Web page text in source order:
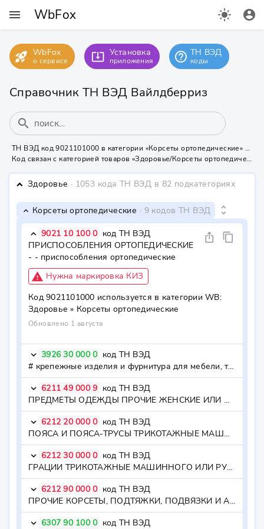
menu WbFox light_mode account_circle
rocket_launch WbFox
о сервисе system_update_alt Установка
приложения help_outline ТН ВЭД
коды
Справочник ТН ВЭД Вайлдберриз
search
ТН ВЭД код 9021101000 в категории «Корсеты ортопедические» на Вайлдберриз
Код связан с категорией товаров «Здоровье/Корсеты ортопедические» - нужна маркировка КИЗ или УИН
keyboard_arrow_down Здоровье · 1053 кода ТН ВЭД в 82 подкатегориях
keyboard_arrow_down Корсеты ортопедические · 9 кодов ТН ВЭД unfold_more
ios_share content_copy
keyboard_arrow_down 9021 10 100 0 код ТН ВЭД
ПРИСПОСОБЛЕНИЯ ОРТОПЕДИЧЕСКИЕ
- - приспособления ортопедические
report_problem Нужна маркировка КИЗ
Код9021101000 используется в категории WB:
Здоровье » Корсеты ортопедические
Обновлено 1 августа
keyboard_arrow_down 3926 30 000 0 код ТН ВЭД
# крепежные изделия и фурнитура для мебели, транспортных средств или аналогичные изделия - крепежные изделия и фурнитура для мебели, транспортных средств или аналогичные изделия
keyboard_arrow_down 6211 49 000 9 код ТН ВЭД
ПРЕДМЕТЫ ОДЕЖДЫ ПРОЧИЕ ЖЕНСКИЕ ИЛИ ДЛЯ ДЕВОЧЕК ИЗ ПРОЧИХ ТЕКСТИЛЬНЫХ МАТЕРИАЛОВ - - - прочие
keyboard_arrow_down 6212 20 000 0 код ТН ВЭД
ПОЯСА И ПОЯСА-ТРУСЫ ТРИКОТАЖНЫЕ МАШИННОГО ИЛИ РУЧНОГО ВЯЗАНИЯ - пояса и пояса-трусы
keyboard_arrow_down 6212 30 000 0 код ТН ВЭД
ГРАЦИИ ТРИКОТАЖНЫЕ МАШИННОГО ИЛИ РУЧНОГО ВЯЗАНИЯ - грации
keyboard_arrow_down 6212 90 000 0 код ТН ВЭД
ПРОЧИЕ КОРСЕТЫ, ПОДТЯЖКИ, ПОДВЯЗКИ И АНАЛОГИЧНЫЕ ИЗДЕЛИЯ И ИХ ЧАСТИ ТРИКОТАЖНЫЕ МАШИННОГО ИЛИ РУЧНОГО ВЯЗАНИЯ - прочие
keyboard_arrow_down 6307 90 100 0 код ТН ВЭД